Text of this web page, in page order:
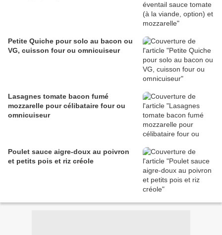
Petite Quiche pour solo au bacon ou
VG, cuisson four ou omnicuiseur
Lasagnes tomate bacon fumé
mozzarelle pour célibataire four ou
omnicuiseur
Poulet sauce aigre-doux au poivron
et petits pois et riz créole